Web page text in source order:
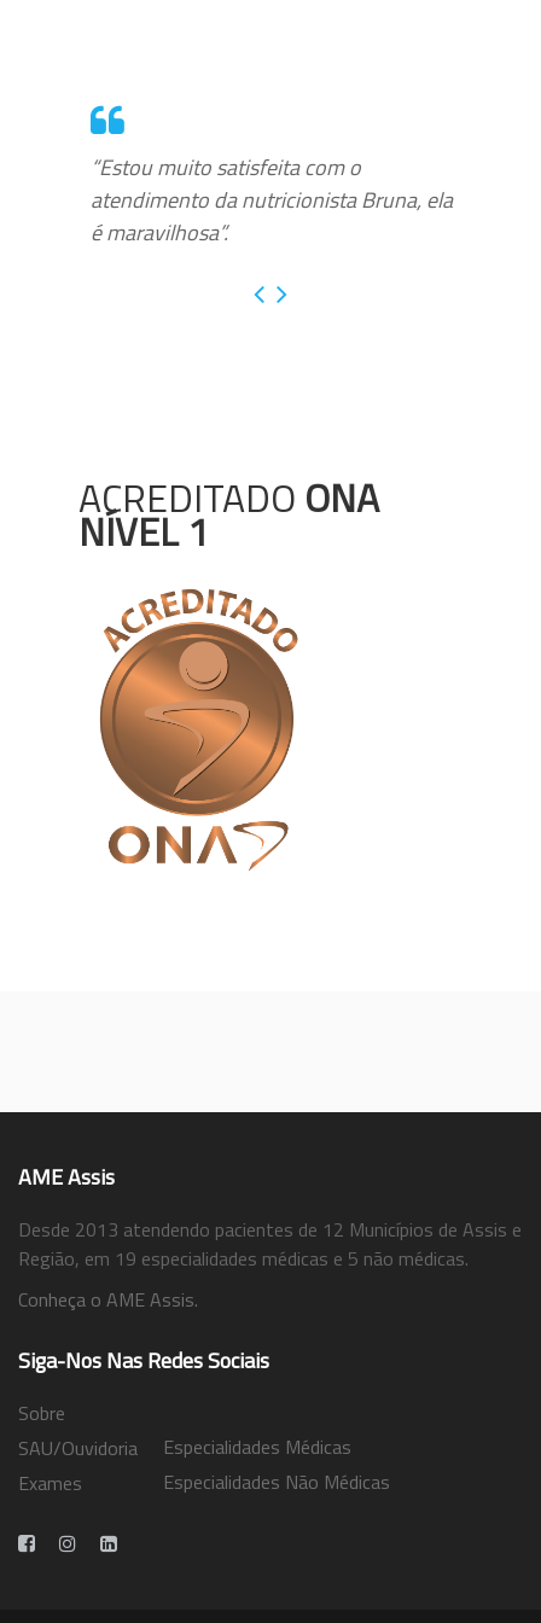
“Estou muito satisfeita com o
atendimento da nutricionista Bruna, ela
é maravilhosa”.
ACREDITADO ONA
NÍVEL 1
AME Assis
Desde 2013 atendendo pacientes de 12 Municípios de Assis e
Região, em 19 especialidades médicas e 5 não médicas.
Conheça o AME Assis.
Siga-Nos Nas Redes Sociais
Sobre
SAU/Ouvidoria
Exames
Especialidades Médicas
Especialidades Não Médicas